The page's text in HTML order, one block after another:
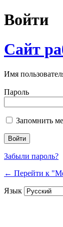
Войти
Сайт
Имя
Пароль
Запомнить
Забыли пароль?
← Перейти к
Язык